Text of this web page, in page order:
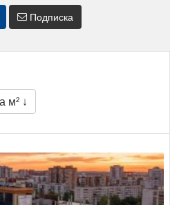
Подписка
м² ↓